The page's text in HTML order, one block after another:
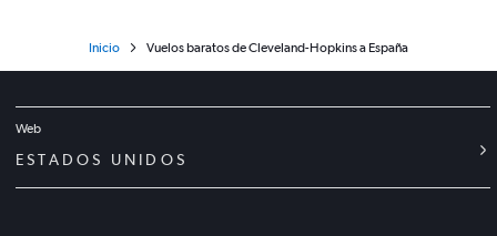
Inicio Vuelos baratos de Cleveland-Hopkins a España
Web
ESTADOS UNIDOS